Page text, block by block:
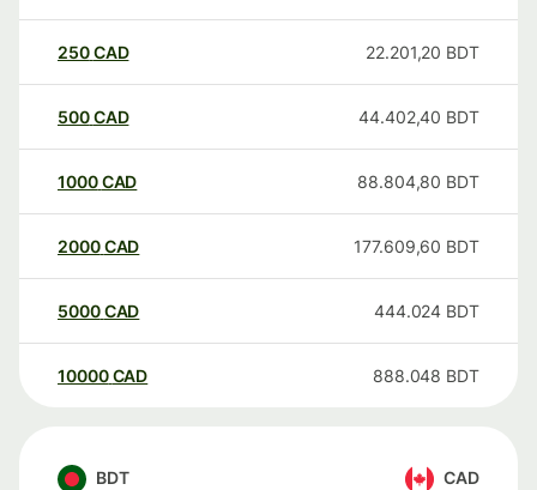
250CAD 22.201,20 BDT
500CAD 44.402,40 BDT
1000CAD 88.804,80 BDT
2000CAD 177.609,60 BDT
5000CAD 444.024 BDT
10000 CAD 888.048 BDT
BDT CAD